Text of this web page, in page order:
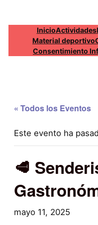
InicioActividades
Material deportivo
Consentimiento
« Todos los Eventos
Este evento ha
🥩
mayo 11, 2025